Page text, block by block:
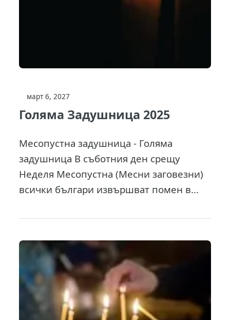
март 6, 2027
Голяма Задушница 2025
Месопустна задушница - Голяма
задушница В съботния ден срещу
Неделя Месопустна (Месни заговезни)
всички българи извършват помен в...